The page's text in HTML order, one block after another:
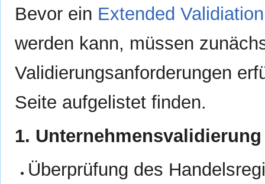
Bevor ein Extended
werden kann, müssen
Validierungsanforderungen
Seite aufgelistet finden.
1. Unternehmensvalidierung
Überprüfung des